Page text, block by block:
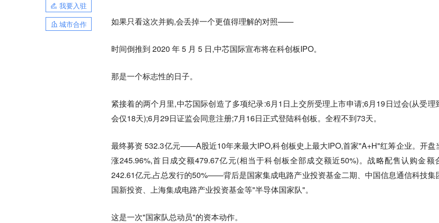
我要入驻
城市合作
如果只看这次并购,会丢掉一个更值得理解的对照——
时间倒推到 2020 年 5 月 5 日,中芯国际宣布将在科创板IPO。
那是一个标志性的日子。
紧接着的两个月里,中芯国际创造了多项纪录:6月1日上交所受理上市申请;6月19日过会(从受理
会仅18天);6月29日证监会同意注册;7月16日正式登陆科创板。全程不到73天。
最终募资 532.3亿元——A股近10年来最大IPO,科创板史上最大IPO,首家"A+H"红筹企业。开盘
涨245.96%,首日成交额479.67亿元(相当于科创板全部成交额近50%)。战略配售认购金额
242.61亿元,占总发行的50%——背后是国家集成电路产业投资基金二期、中国信息通信科技集
国新投资、上海集成电路产业投资基金等"半导体国家队"。
这是一次"国家队总动员"的资本动作。